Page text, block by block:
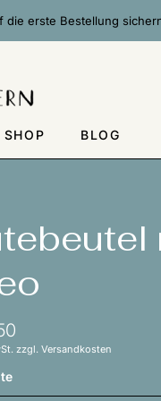
die erste Bestellung
SHOP BLOG
zzgl. Versandkosten